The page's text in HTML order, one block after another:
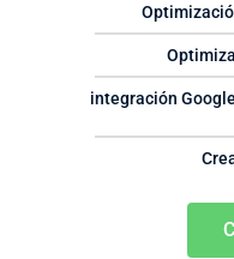
integración